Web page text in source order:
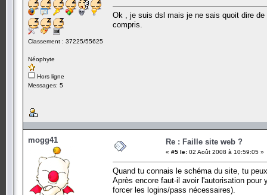
Classement : 37225/55625
Néophyte
Hors ligne
Messages: 5
Ok , je suis dsl mais je ne sais quoit dire
compris.
mogg41 Re : Faille site web ?
« #5 le: 02 Août 2008 à 10:59:05 »
Quand tu connais le schéma du site, tu
Après encore faut-il avoir l'autorisation
forcer les logins/pass nécessaires).